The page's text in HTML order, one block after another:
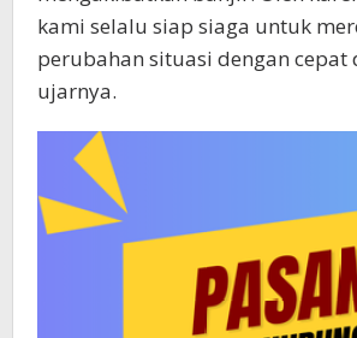
kami selalu siap siaga untuk
perubahan situasi dengan cepat
ujarnya.